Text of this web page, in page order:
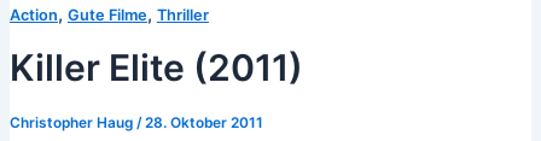
Action, Gute Filme, Thriller
Killer Elite (2011)
Christopher Haug /28. Oktober 2011